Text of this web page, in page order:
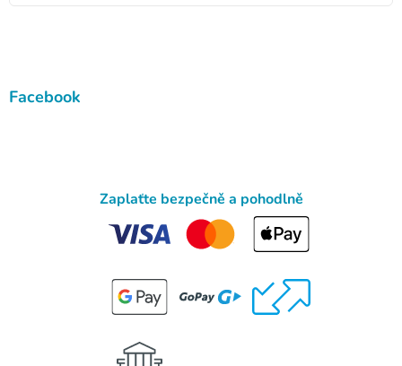
Facebook
Zaplaťte bezpečně a pohodlně